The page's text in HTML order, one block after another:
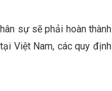
sự sẽ phải hoàn thành
Việt Nam, các quy định